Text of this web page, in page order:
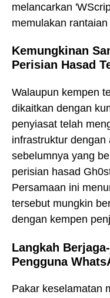
melancarkan
memulakan
Kemungkinan
Perisian Hasad
Walaupun kempen
dikaitkan dengan
penyiasat telah
infrastruktur
sebelumnya yang
perisian hasad
Persamaan ini
tersebut mungkin
dengan kempen
Langkah
Pengguna
Pakar keselamatan